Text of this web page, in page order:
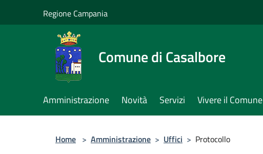
Regione Campania
Comune di Casalbore
Amministrazione Novità Servizi Vivere il Comune
Home > Amministrazione > Uffici > Protocollo